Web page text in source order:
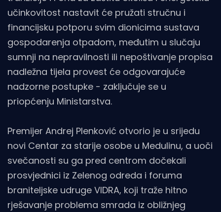
učinkovitost nastavit će pružati stručnu i
financijsku potporu svim dionicima sustava
gospodarenja otpadom, međutim u slučaju
sumnji na nepravilnosti ili nepoštivanje propisa
nadležna tijela provest će odgovarajuće
nadzorne postupke - zaključuje se u
priopćenju Ministarstva.
Premijer Andrej Plenković otvorio je u srijedu
novi Centar za starije osobe u Medulinu, a uoči
svečanosti su ga pred centrom dočekali
prosvjednici iz Zelenog odreda i foruma
braniteljske udruge VIDRA, koji traže hitno
rješavanje problema smrada iz obližnjeg